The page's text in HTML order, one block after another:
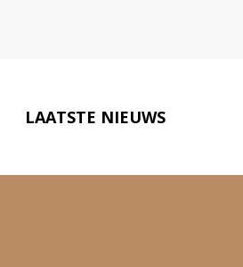
LAATSTE NIEUWS